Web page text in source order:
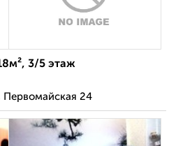
3/5 этаж
24